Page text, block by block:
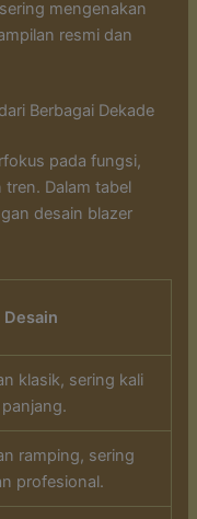
mengenakan
resmi dan
Berbagai Dekade
pada fungsi,
Dalam tabel
desain blazer
klasik, sering kali
ramping, sering
profesional.